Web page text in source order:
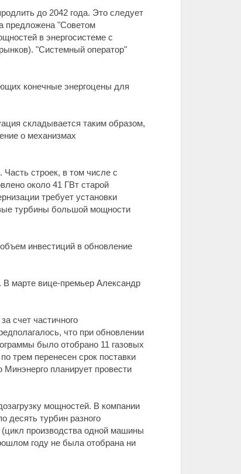
до 2042 года. Это следует
предложена "Советом
в энергосистеме с
"Системный оператор"
конечные энергоцены для
складывается таким образом,
о механизмах
строек, в том числе с
около 41 ГВт старой
требует установки
турбины большой мощности
инвестиций в обновление
марте вице-премьер Александр
счет частичного
что при обновлении
было отобрано 11 газовых
трем перенесен срок поставки
планирует провести
мощностей. В компании
десять турбин разного
производства одной машины
году не была отобрана ни